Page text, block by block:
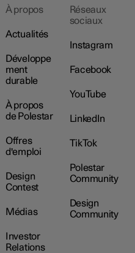
À propos
Actualités
Développe
ment
durable
À propos
de Polestar
Offres
d'emploi
Design
Contest
Médias
Investor
Relations
Réseaux
sociaux
Instagram
Facebook
YouTube
LinkedIn
TikTok
Polestar
Community
Design
Community